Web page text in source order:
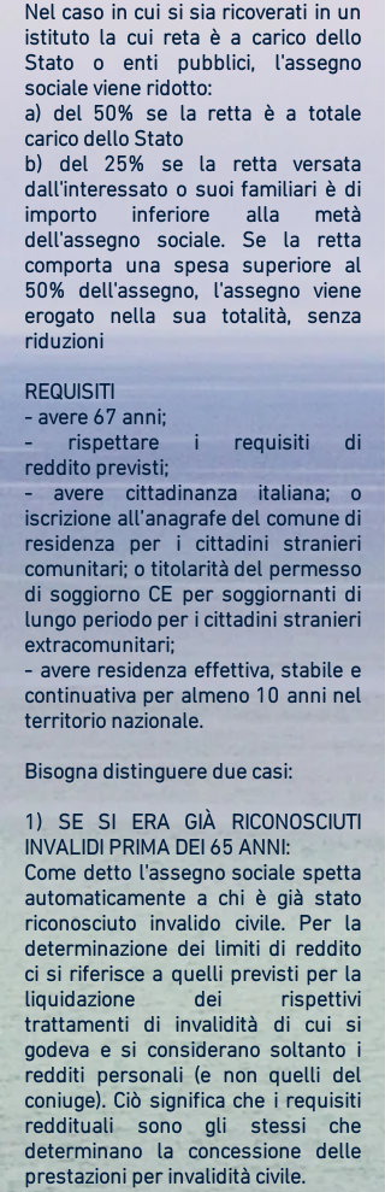
Nel caso in cui si sia ricoverati in un
istituto la cui reta è a carico dello
Stato o enti pubblici, l'assegno
sociale viene ridotto:
a) del 50% se la retta è a totale
carico dello Stato
b) del 25% se la retta versata
dall'interessato o suoi familiari è di
importo inferiore alla metà
dell'assegno sociale. Se la retta
comporta una spesa superiore al
50% dell'assegno, l'assegno viene
erogato nella sua totalità, senza
riduzioni
REQUISITI
- avere 67 anni;
- rispettare i requisiti di
reddito previsti;
- avere cittadinanza italiana; o
iscrizione all’anagrafe del comune di
residenza per i cittadini stranieri
comunitari; o titolarità del permesso
di soggiorno CE per soggiornanti di
lungo periodo per i cittadini stranieri
extracomunitari;
- avere residenza effettiva, stabile e
continuativa per almeno 10 anni nel
territorio nazionale.
Bisogna distinguere due casi:
1) SE SI ERA GIÀ RICONOSCIUTI
INVALIDI PRIMA DEI 65 ANNI:
Come detto l'assegno sociale spetta
automaticamente a chi è già stato
riconosciuto invalido civile. Per la
determinazione dei limiti di reddito
ci si riferisce a quelli previsti per la
liquidazione dei rispettivi
trattamenti di invalidità di cui si
godeva e si considerano soltanto i
redditi personali (e non quelli del
coniuge). Ciò significa che i requisiti
reddituali sono gli stessi che
determinano la concessione delle
prestazioni per invalidità civile.